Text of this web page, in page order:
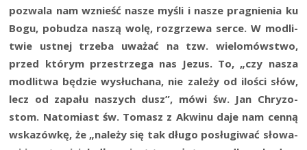
pozwa­la nam wznieść nasze myśli i nasze pra­gnie­nia ku
Bogu, pobu­dza naszą wolę, roz­grze­wa ser­ce. W modli­
twie ust­nej trze­ba uwa­żać na tzw. wie­lo­mów­stwo,
przed któ­rym prze­strze­ga nas Jezus. To, „czy nasza
modli­twa będzie wysłu­cha­na, nie zale­ży od ilo­ści słów,
lecz od zapa­łu naszych dusz”, mówi św. Jan Chry­zo­
stom. Nato­miast św. Tomasz z Akwi­nu daje nam cen­ną
wska­zów­kę, że „nale­ży się tak dłu­go posłu­gi­wać sło­wa­